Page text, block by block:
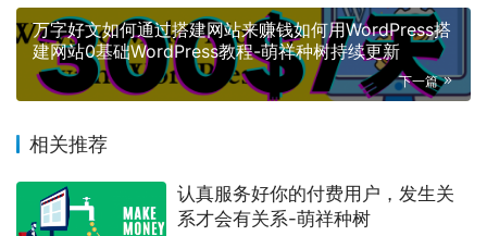
万字好文如何通过搭建网站来赚钱如何用WordPress搭
建网站0基础WordPress教程-萌祥种树持续更新
下一篇
相关推荐
认真服务好你的付费用户，发生关
系才会有关系-萌祥种树